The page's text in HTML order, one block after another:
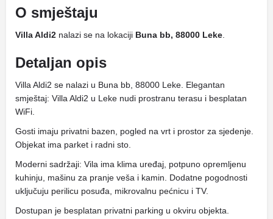
O smještaju
Villa Aldi2 nalazi se na lokaciji Buna bb, 88000 Leke
Detaljan opis
Villa Aldi2 se nalazi u Buna bb, 88000 Leke. Elegantan
smještaj: Villa Aldi2 u Leke nudi prostranu terasu i besplatan
WiFi.
Gosti imaju privatni bazen, pogled na vrt i prostor za sjedenje.
Objekat ima parket i radni sto.
Moderni sadržaji: Vila ima klima uređaj, potpuno opremljenu
kuhinju, mašinu za pranje veša i kamin. Dodatne pogodnosti
uključuju perilicu posuđa, mikrovalnu pećnicu i TV.
Dostupan je besplatan privatni parking u okviru objekta.